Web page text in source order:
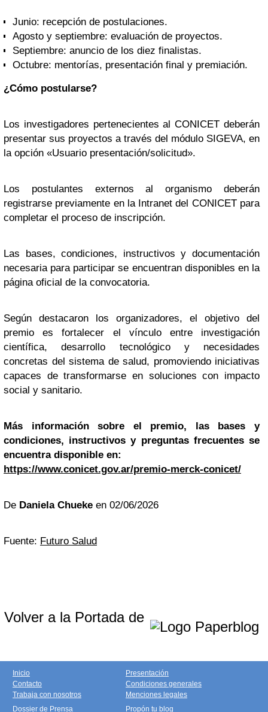
Junio: recepción de postulaciones.
Agosto y septiembre: evaluación de proyectos.
Septiembre: anuncio de los diez finalistas.
Octubre: mentorías, presentación final y premiación.
¿Cómo postularse?
Los investigadores pertenecientes al CONICET deberán
presentar sus proyectos a través del módulo SIGEVA, en
la opción «Usuario presentación/solicitud».
Los postulantes externos al organismo deberán
registrarse previamente en la Intranet del CONICET para
completar el proceso de inscripción.
Las bases, condiciones, instructivos y documentación
necesaria para participar se encuentran disponibles en la
página oficial de la convocatoria.
Según destacaron los organizadores, el objetivo del
premio es fortalecer el vínculo entre investigación
científica, desarrollo tecnológico y necesidades
concretas del sistema de salud, promoviendo iniciativas
capaces de transformarse en soluciones con impacto
social y sanitario.
Más información sobre el premio, las bases y
condiciones, instructivos y preguntas frecuentes se
encuentra disponible en:
https://www.conicet.gov.ar/premio-merck-conicet/
De Daniela Chueke en 02/06/2026
Fuente: Futuro Salud
Volver a la Portada de
Inicio
Contacto
Trabaja con nosotros
Presentación
Condiciones generales
Menciones legales
Dossier de Prensa
Propón tu blog